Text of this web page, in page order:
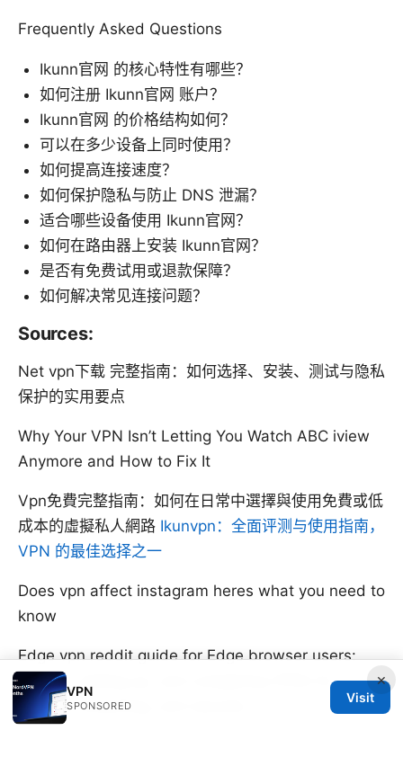
Frequently Asked Questions
Ikunn官网 的核心特性有哪些？
如何注册 Ikunn官网 账户？
Ikunn官网 的价格结构如何？
可以在多少设备上同时使用？
如何提高连接速度？
如何保护隐私与防止 DNS 泄漏？
适合哪些设备使用 Ikunn官网？
如何在路由器上安装 Ikunn官网？
是否有免费试用或退款保障？
如何解决常见连接问题？
Sources:
Net vpn下载 完整指南：如何选择、安装、测试与隐私
保护的实用要点
Why Your VPN Isn’t Letting You Watch ABC iview
Anymore and How to Fix It
Vpn免費完整指南：如何在日常中選擇與使用免費或低
成本的虛擬私人網路 Ikunvpn：全面评测与使用指南，
VPN 的最佳选择之一
Does vpn affect instagram heres what you need to
know
Edge vpn reddit guide for Edge browser users:
picking, setting up, and comparing VPNs for
privacy, streaming, and security
×
VPN
SPONSORED
Visit